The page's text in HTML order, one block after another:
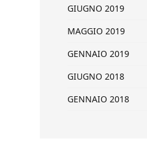
GIUGNO 2019
MAGGIO 2019
GENNAIO 2019
GIUGNO 2018
GENNAIO 2018